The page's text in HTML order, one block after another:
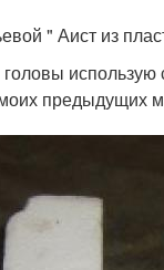
" Аист из
предыдущих